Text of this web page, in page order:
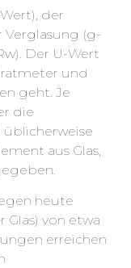
der
Verglasung (g-
Der U-Wert
und
geht. Je
die
aus Glas,
heute
Glas) von etwa
erreichen